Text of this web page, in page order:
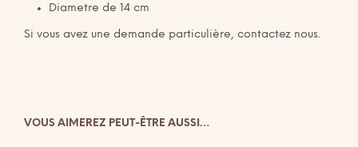
Diametre de 14 cm
Si vous avez une demande particulière, contactez nous.
VOUS AIMEREZ PEUT-ÊTRE AUSSI…